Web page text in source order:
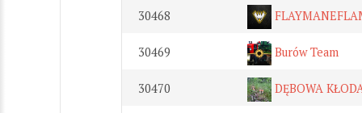
30468
30469 Burów Team
30470 DĘBOWA